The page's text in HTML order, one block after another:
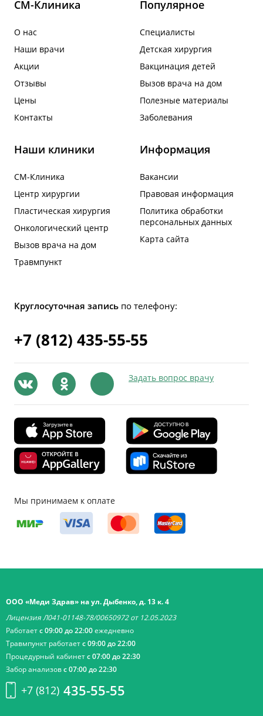
СМ-Клиника
О нас
Наши врачи
Акции
Отзывы
Цены
Контакты
Популярное
Специалисты
Детская хирургия
Вакцинация детей
Вызов врача на дом
Полезные материалы
Заболевания
Наши клиники
СМ-Клиника
Центр хирургии
Пластическая хирургия
Онкологический центр
Вызов врача на дом
Травмпункт
Информация
Вакансии
Правовая информация
Политика обработки
персональных данных
Карта сайта
Круглосуточная запись по телефону:
+7 (812) 435-55-55
Задать вопрос врачу
Мы принимаем к оплате
ООО «Меди Здрав» на ул. Дыбенко, д. 13 к. 4
Лицензия Л041-01148-78/00650972 от 12.05.2023
Работаетс 09:00 до 22:00ежедневно
Травмпункт работаетс 09:00 до 22:00
Процедурный кабинетс 07:00 до 22:30
Забор анализовс 07:00 до 22:30
+7 (812) 435-55-55